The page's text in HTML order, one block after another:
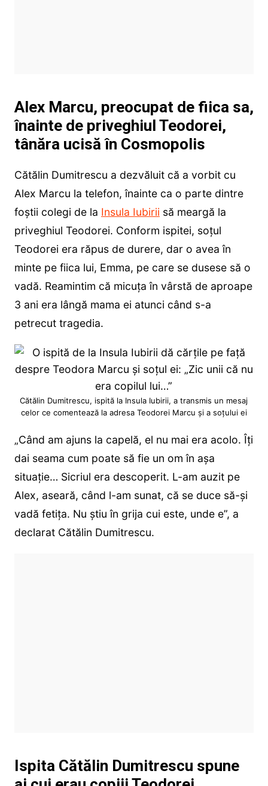
Alex Marcu, preocupat de fiica sa,
înainte de priveghiul Teodorei,
tânăra ucisă în Cosmopolis
Cătălin Dumitrescu a dezvăluit că a vorbit cu
Alex Marcu la telefon, înainte ca o parte dintre
foștii colegi de la Insula Iubirii să meargă la
priveghiul Teodorei. Conform ispitei, soțul
Teodorei era răpus de durere, dar o avea în
minte pe fiica lui, Emma, pe care se dusese să o
vadă. Reamintim că micuța în vârstă de aproape
3 ani era lângă mama ei atunci când s-a
petrecut tragedia.
Cătălin Dumitrescu, ispită la Insula Iubirii, a transmis un mesaj
celor ce comentează la adresa Teodorei Marcu și a soțului ei
„Când am ajuns la capelă, el nu mai era acolo. Îți
dai seama cum poate să fie un om în așa
situație… Sicriul era descoperit. L-am auzit pe
Alex, aseară, când l-am sunat, că se duce să-și
vadă fetița. Nu știu în grija cui este, unde e”, a
declarat Cătălin Dumitrescu.
Ispita Cătălin Dumitrescu spune